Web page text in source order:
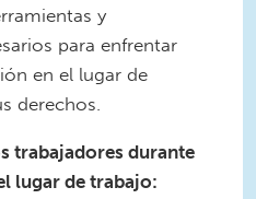
y
para enfrentar
en el lugar de
derechos.
trabajadores durante
lugar de trabajo: